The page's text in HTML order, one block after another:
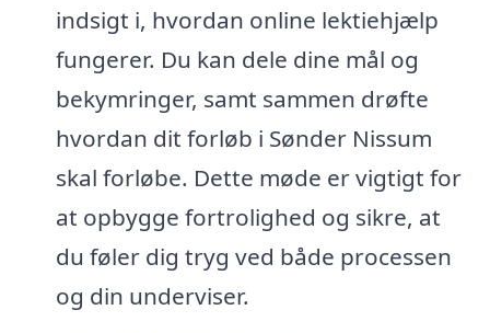
indsigt i, hvordan online lektiehjælp
fungerer. Du kan dele dine mål og
bekymringer, samt sammen drøfte
hvordan dit forløb i Sønder Nissum
skal forløbe. Dette møde er vigtigt for
at opbygge fortrolighed og sikre, at
du føler dig tryg ved både processen
og din underviser.